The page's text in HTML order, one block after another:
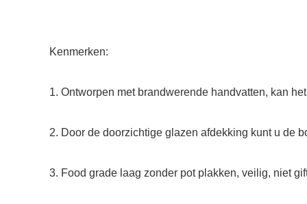
Kenmerken:
1. Ontworpen met brandwerende handvatten, kan
2. Door de doorzichtige glazen afdekking kunt u de
3. Food grade laag zonder pot plakken, veilig, niet